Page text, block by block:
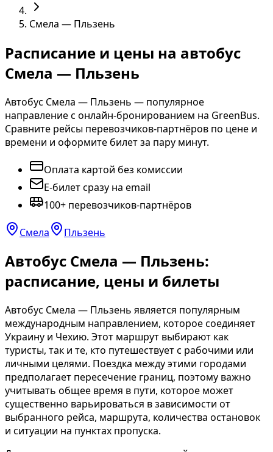
Смела — Пльзень
Расписание и цены на автобус
Смела — Пльзень
Автобус Смела — Пльзень — популярное
направление с онлайн-бронированием на GreenBus.
Сравните рейсы перевозчиков-партнёров по цене и
времени и оформите билет за пару минут.
Оплата картой без комиссии
E-билет сразу на email
100+ перевозчиков-партнёров
Смела Пльзень
Автобус Смела — Пльзень:
расписание, цены и билеты
Автобус Смела — Пльзень является популярным
международным направлением, которое соединяет
Украину и Чехию. Этот маршрут выбирают как
туристы, так и те, кто путешествует с рабочими или
личными целями. Поездка между этими городами
предполагает пересечение границ, поэтому важно
учитывать общее время в пути, которое может
существенно варьироваться в зависимости от
выбранного рейса, маршрута, количества остановок
и ситуации на пунктах пропуска.